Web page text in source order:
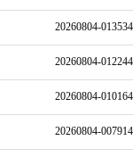
20260804-
20260804-
20260804-
20260804-